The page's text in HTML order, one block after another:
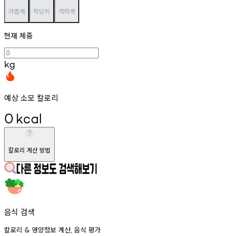
가볍게 적당히 격하게
현재 체중
kg
예상 소모 칼로리
0 kcal
칼로리 계산 방법
음식 검색
칼로리 & 영양정보 계산, 음식 평가